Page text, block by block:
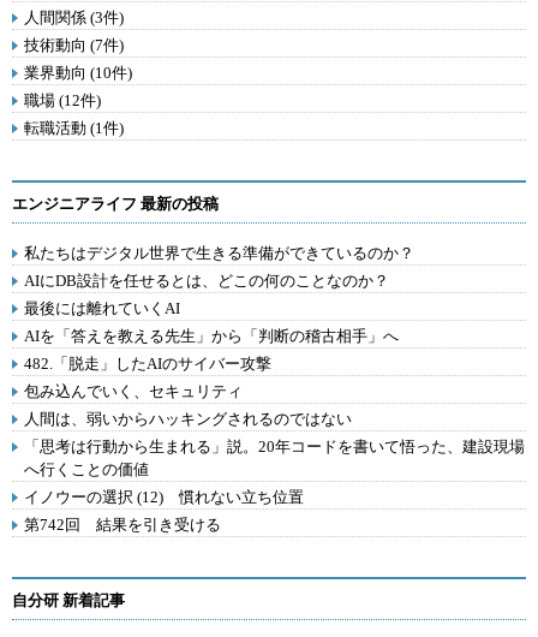
人間関係 (3件)
技術動向 (7件)
業界動向 (10件)
職場 (12件)
転職活動 (1件)
エンジニアライフ 最新の投稿
私たちはデジタル世界で生きる準備ができているのか？
AIにDB設計を任せるとは、どこの何のことなのか？
最後には離れていくAI
AIを「答えを教える先生」から「判断の稽古相手」へ
482.「脱走」したAIのサイバー攻撃
包み込んでいく、セキュリティ
人間は、弱いからハッキングされるのではない
「思考は行動から生まれる」説。20年コードを書いて悟った、建設現場
へ行くことの価値
イノウーの選択 (12) 慣れない立ち位置
第742回 結果を引き受ける
自分研 新着記事